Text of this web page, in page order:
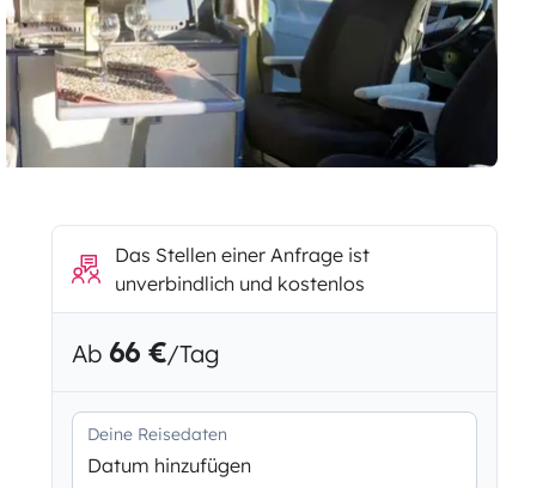
Das Stellen einer Anfrage ist
unverbindlich und kostenlos
Ab 66 €/Tag
Deine Reisedaten
Datum hinzufügen